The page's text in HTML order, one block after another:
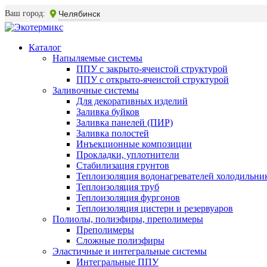
Ваш город: Челябинск
Каталог
Напыляемые системы
ППУ с закрыто-ячеистой структурой
ППУ с открыто-ячеистой структурой
Заливочные системы
Для декоративных изделий
Заливка буйков
Заливка панелей (ПИР)
Заливка полостей
Инъекционные композиции
Прокладки, уплотнители
Стабилизация грунтов
Теплоизоляция водонагревателей
Теплоизоляция труб
Теплоизоляция фургонов
Теплоизоляция цистерн и резервуаров
Полиолы, полиэфиры, преполимеры
Преполимеры
Сложные полиэфиры
Эластичные и интегральные системы
Интегральные ППУ